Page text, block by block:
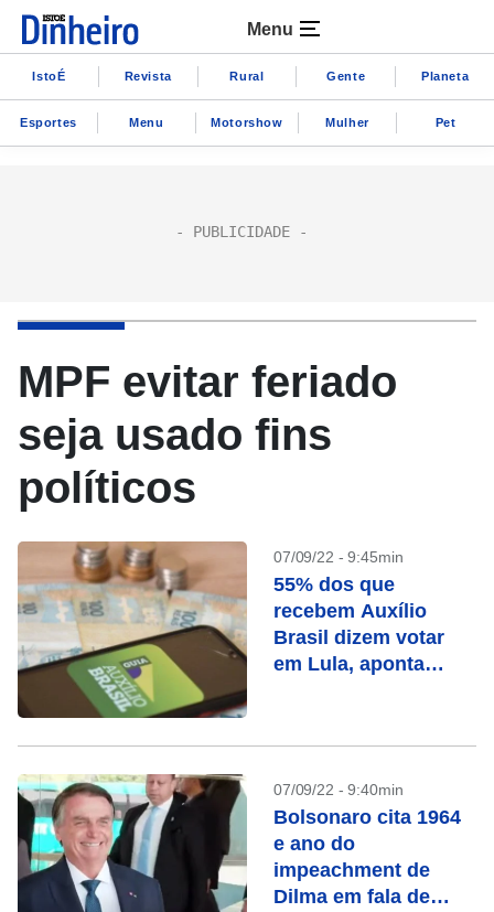
Menu
IstoÉ Revista Rural Gente Planeta
Esportes Menu Motorshow Mulher Pet
MPF evitar feriado
seja usado fins
políticos
07/09/22 - 9:45min
55% dos que
recebem Auxílio
Brasil dizem votar
em Lula, aponta
07/09/22 - 9:40min
Bolsonaro cita 1964
e ano do
impeachment de
Dilma em fala de